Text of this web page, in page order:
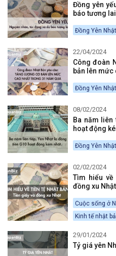
Đồng yên
báo tương lai
Đồng Yên
22/04/2024
Công đoàn
bản lên mức
Đồng Yên
08/02/2024
Ba năm liên
hoạt động
Đồng Yên
02/02/2024
Tìm hiểu về
đồng xu Nhật
Cuộc sống ở
Kinh tế nhật
29/01/2024
Tỷ giá yên